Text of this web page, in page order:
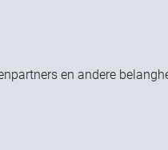
en andere